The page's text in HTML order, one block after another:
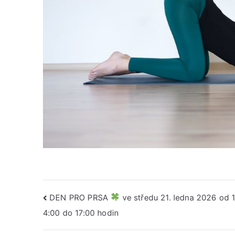
Navigace
pro
DEN PRO PRSA
ve středu 21. ledna 2026 od 1
4:00 do 17:00 hodin